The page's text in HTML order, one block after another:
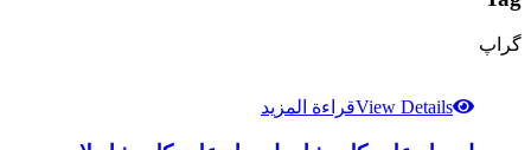
گراپ
View Detailsقراءة المزيد